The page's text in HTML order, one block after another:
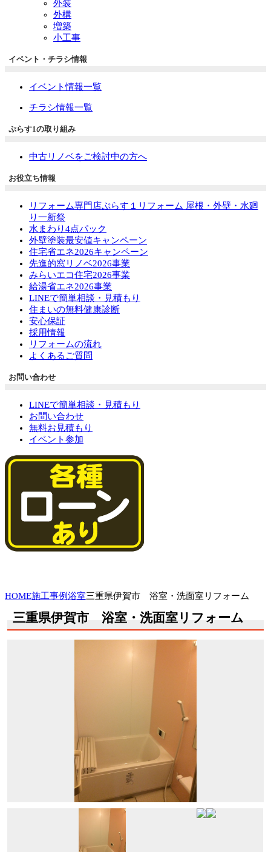
外装
外構
増築
小工事
イベント・チラシ情報
イベント情報一覧
チラシ情報一覧
ぷらす1の取り組み
中古リノベをご検討中の方へ
お役立ち情報
リフォーム専門店ぷらす１リフォーム 屋根・外壁・水廻
り一新祭
水まわり4点パック
外壁塗装最安値キャンペーン
住宅省エネ2026キャンペーン
先進的窓リノベ2026事業
みらいエコ住宅2026事業
給湯省エネ2026事業
LINEで簡単相談・見積もり
住まいの無料健康診断
安心保証
採用情報
リフォームの流れ
よくあるご質問
お問い合わせ
LINEで簡単相談・見積もり
お問い合わせ
無料お見積もり
イベント参加
HOME施工事例浴室三重県伊賀市 浴室・洗面室リフォーム
三重県伊賀市 浴室・洗面室リフォーム